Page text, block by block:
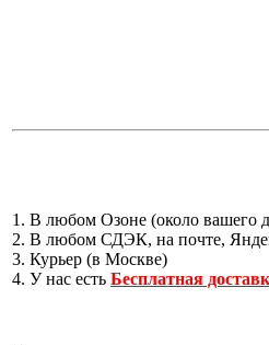
1. В любом Озоне (около вашего
2. В любом СДЭК, на почте,
3. Курьер (в Москве)
4. У нас есть Бесплатная